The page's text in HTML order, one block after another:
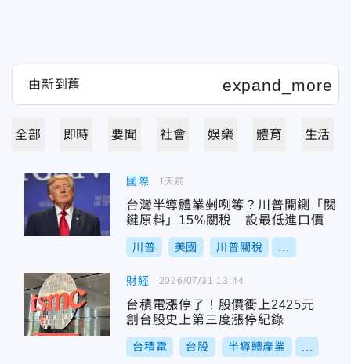
全部 即時 要聞 社會 娛樂 體育 生活
國際
台灣半導體業剉咧等？川普開鍘「關
鍵原料」15%關稅 設最低進口價
川普 美國 川普關稅
1天前
財經
台積電漲停了！股價衝上2425元
創台股史上第三度漲停紀錄
台積電 台股 半導體產業
2026/07/31 13:44